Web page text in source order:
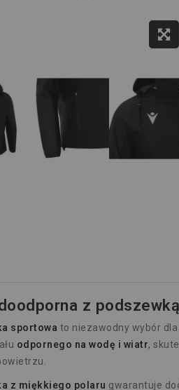
z
sportowa to niezawodny wybór
odpornego na wodę i wiatr,
z miękkiego polaru gwarantuje